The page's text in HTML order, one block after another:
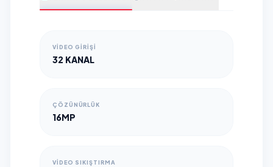
VIDEO GIRIŞI
32 KANAL
ÇÖZÜNÜRLÜK
16MP
VIDEO SIKIŞTIRMA